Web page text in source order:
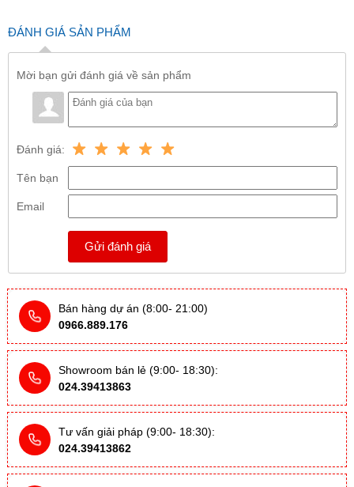
ĐÁNH GIÁ SẢN PHẨM
Mời bạn gửi đánh giá về sản phẩm
Đánh giá:
Tên bạn
Email
Gửi đánh giá
Bán hàng dự án (8:00- 21:00)
0966.889.176
Showroom bán lẻ (9:00- 18:30):
024.39413863
Tư vấn giải pháp (9:00- 18:30):
024.39413862